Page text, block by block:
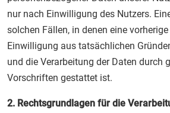
nur nach Einwilligung des Nutzers.
solchen Fällen, in denen eine
Einwilligung aus tatsächlichen
und die Verarbeitung der Daten durch
Vorschriften gestattet ist.
2. Rechtsgrundlagen für die